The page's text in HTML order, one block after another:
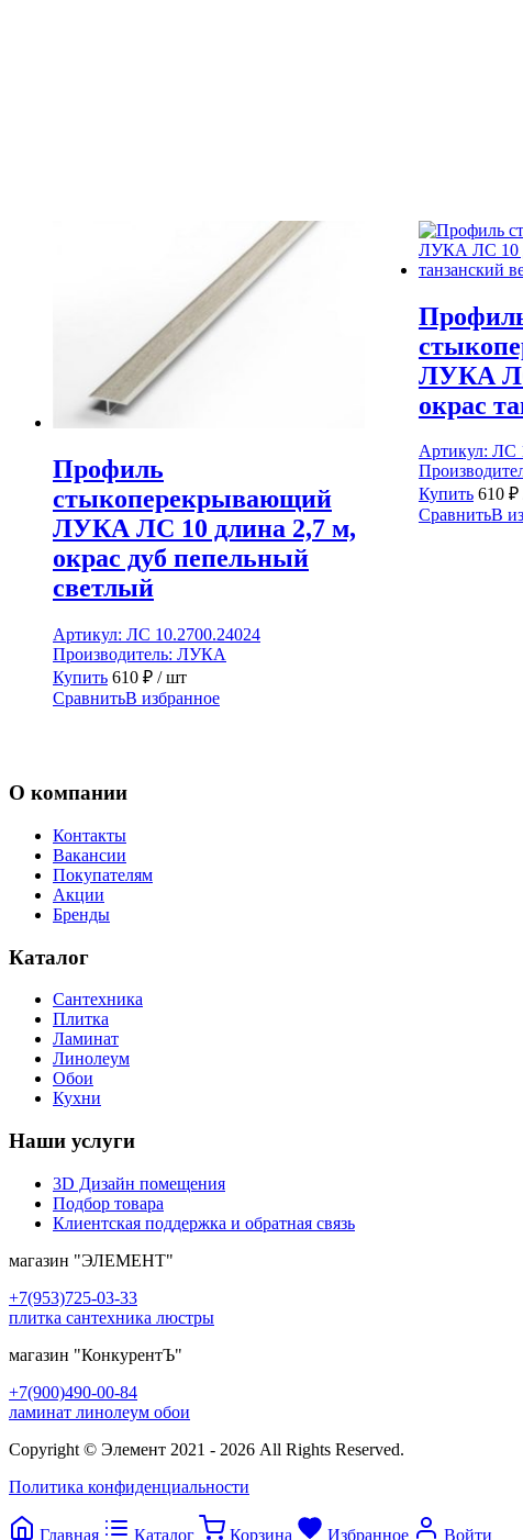
Профиль
стыкоперекрывающий
ЛУКА ЛС 10 длина 2,7 м,
окрас дуб пепельный
светлый
Артикул: ЛС 10.2700.24024
Производитель: ЛУКА
Купить 610 ₽ / шт
СравнитьВ избранное
ЛУКА
окрас
Артикул: ЛС
Купить 610 ₽
СравнитьВ
О компании
Контакты
Вакансии
Покупателям
Акции
Бренды
Каталог
Сантехника
Плитка
Ламинат
Линолеум
Обои
Кухни
Наши услуги
3D Дизайн помещения
Подбор товара
Клиентская поддержка и обратная связь
магазин "ЭЛЕМЕНТ"
+7(953)725-03-33
плитка сантехника люстры
магазин "КонкурентЪ"
+7(900)490-00-84
ламинат линолеум обои
Copyright © Элемент 2021 - 2026 All Rights Reserved.
Политика конфиденциальности
Главная Каталог Корзина Избранное Войти